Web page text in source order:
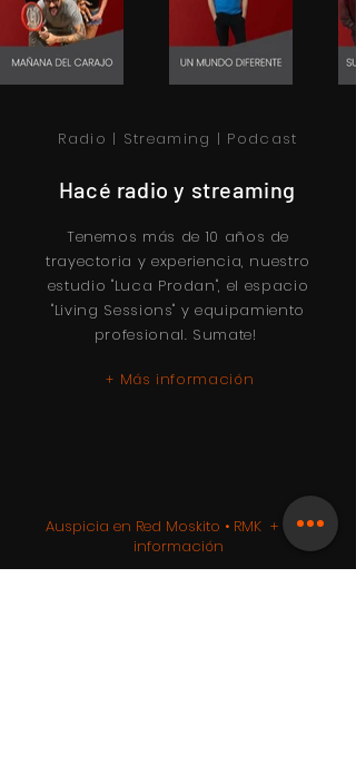
Radio | Streaming | Podcast
Hacé radio y streaming
Tenemos más de 10 años de
trayectoria y experiencia, nuestro
estudio "Luca Prodan", el espacio
"Living Sessions" y equipamiento
profesional. Sumate!
+ Más información
Auspicia en Red Moskito • RMK + Más
información